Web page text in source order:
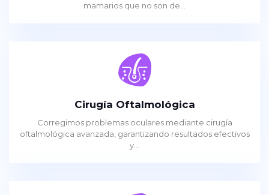
mamarios que no son de...
Cirugía Oftalmológica
Corregimos problemas oculares mediante cirugía
oftalmológica avanzada, garantizando resultados efectivos
y...